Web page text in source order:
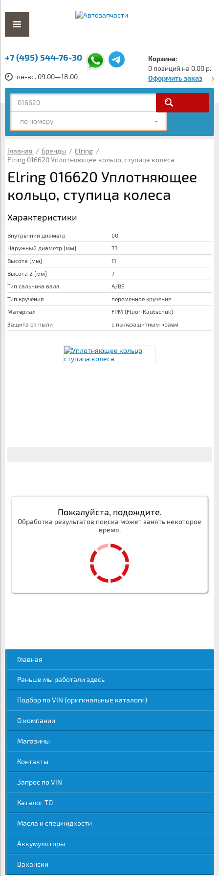
+7 (495) 544-76-30
пн-вс. 09.00—18.00
Корзина:
0 позиций на 0.00 р.
Оформить заказ
по номеру
Главная / Бренды / Elring /
Elring 016620 Уплотняющее кольцо, ступица колеса
Elring 016620 Уплотняющее
кольцо, ступица колеса
Характеристики
Внутренний диаметр
60
Наружный диаметр [мм]
73
Высота [мм]
11
Высота 2 [мм]
7
Тип сальника вала
A/BS
Тип кручения
переменное кручение
Материал
FPM (Fluor-Kautschuk)
Защита от пыли
с пылезащитным краем
Пожалуйста, подождите.
Обработка результатов поиска может занять некоторое
время.
Главная
Раньше мы работали здесь
Подбор по VIN (оригинальные каталоги)
О компании
Магазины
Контакты
Запрос по VIN
Каталог ТО
Масла и спецжидкости
Аккумуляторы
Вакансии